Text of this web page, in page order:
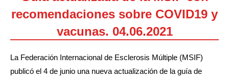
recomendaciones sobre COVID19 y
vacunas. 04.06.2021
La Federación Internacional de Esclerosis Múltiple (MSIF)
publicó el 4 de junio una nueva actualización de la guía de